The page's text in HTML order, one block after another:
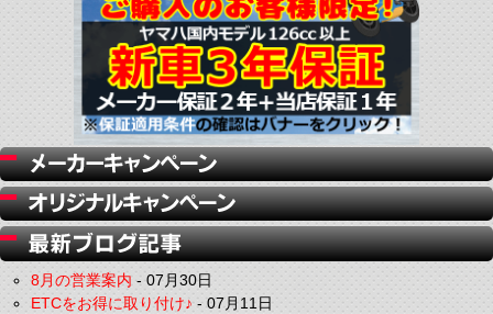
8月の営業案内-07月30日
ETCをお得に取り付け♪-07月11日